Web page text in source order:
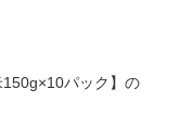
パック】の